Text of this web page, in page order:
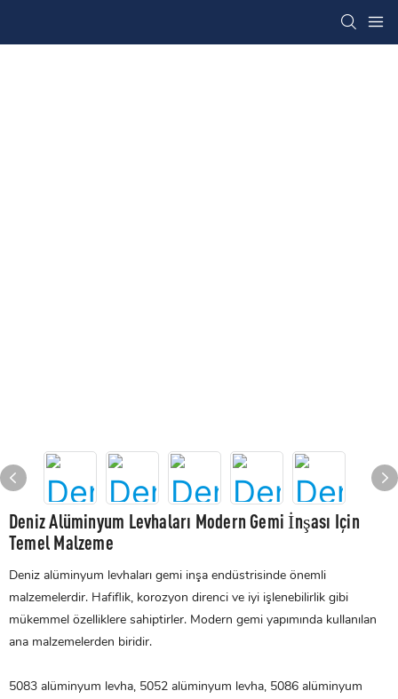
Deniz Alüminyum Levhaları Modern Gemi İnşası Için
Temel Malzeme
Deniz alüminyum levhaları gemi inşa endüstrisinde önemli
malzemelerdir. Hafiflik, korozyon direnci ve iyi işlenebilirlik gibi
mükemmel özelliklere sahiptirler. Modern gemi yapımında kullanılan
ana malzemelerden biridir.
5083 alüminyum levha, 5052 alüminyum levha, 5086 alüminyum